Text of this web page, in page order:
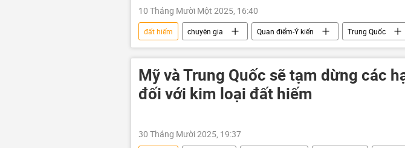
10 Tháng Mười Một 2025, 16:40
đất hiếm chuyên gia Quan điểm-Ý kiến Trung Quốc
Kinh tế
Bắc Kinh Donald Trump Washington
Mỹ và Trung Quốc sẽ tạm dừng các
đối với kim loại đất hiếm
30 Tháng Mười 2025, 19:37